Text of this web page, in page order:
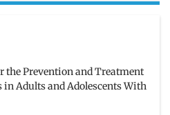
the Prevention and Treatment
Adults and Adolescents With